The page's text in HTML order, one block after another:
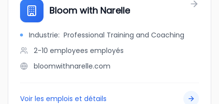
Bloom with Narelle
Industrie: Professional Training and Coaching
2-10 employees employés
bloomwithnarelle.com
Voir les emplois et détails